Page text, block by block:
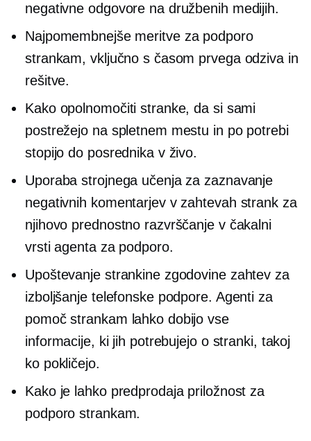
negativne odgovore na družbenih medijih.
Najpomembnejše meritve za podporo
strankam, vključno s časom prvega odziva in
rešitve.
Kako opolnomočiti stranke, da si sami
postrežejo na spletnem mestu in po potrebi
stopijo do posrednika v živo.
Uporaba strojnega učenja za zaznavanje
negativnih komentarjev v zahtevah strank za
njihovo prednostno razvrščanje v čakalni
vrsti agenta za podporo.
Upoštevanje strankine zgodovine zahtev za
izboljšanje telefonske podpore. Agenti za
pomoč strankam lahko dobijo vse
informacije, ki jih potrebujejo o stranki, takoj
ko pokličejo.
Kako je lahko predprodaja priložnost za
podporo strankam.